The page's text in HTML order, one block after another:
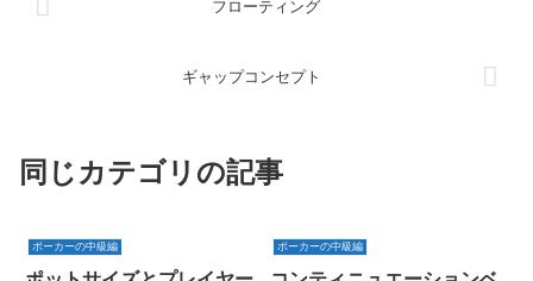
フローティング
ギャップコンセプト
同じカテゴリの記事
ポーカーの中級編 ポーカーの中級編